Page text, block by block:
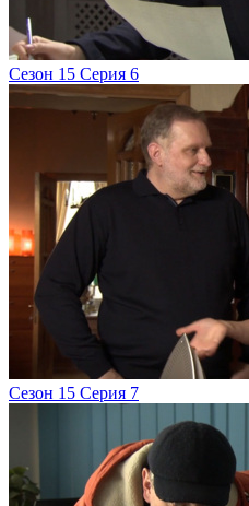
Сезон 15 Серия 6
Сезон 15 Серия 7